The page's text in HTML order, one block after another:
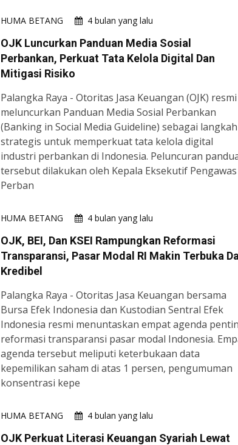
HUMA BETANG 4 bulan yang lalu
OJK Luncurkan Panduan Media Sosial
Perbankan, Perkuat Tata Kelola Digital Dan
Mitigasi Risiko
Palangka Raya - Otoritas Jasa Keuangan (OJK) resmi
meluncurkan Panduan Media Sosial Perbankan
(Banking in Social Media Guideline) sebagai langkah
strategis untuk memperkuat tata kelola digital
industri perbankan di Indonesia. Peluncuran
tersebut dilakukan oleh Kepala Eksekutif Pengawas
Perban
HUMA BETANG 4 bulan yang lalu
OJK, BEI, Dan KSEI Rampungkan Reformasi
Transparansi, Pasar Modal RI Makin Terbuka
Kredibel
Palangka Raya - Otoritas Jasa Keuangan bersama
Bursa Efek Indonesia dan Kustodian Sentral Efek
Indonesia resmi menuntaskan empat agenda
reformasi transparansi pasar modal Indonesia.
agenda tersebut meliputi keterbukaan data
kepemilikan saham di atas 1 persen, pengumuman
konsentrasi kepe
HUMA BETANG 4 bulan yang lalu
OJK Perkuat Literasi Keuangan Syariah Lewat